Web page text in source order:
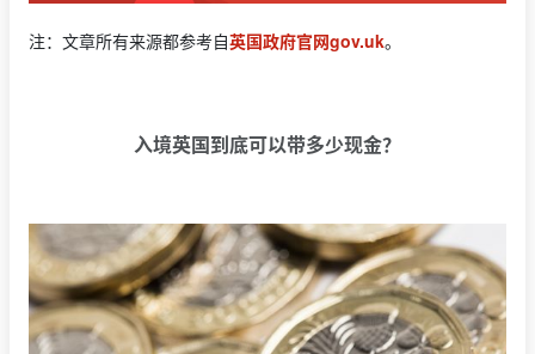
注：文章所有来源都参考自英国政府官网gov.uk。
入境英国到底可以带多少现金？